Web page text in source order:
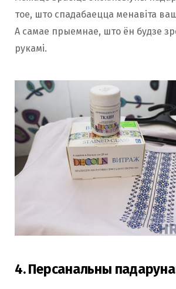
тое, што спадабаецца менавіта
А самае прыемнае, што ён будзе
рукамі.
4. Персанальны